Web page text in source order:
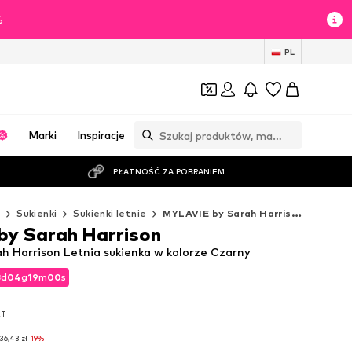
PL
Marki Inspiracje
PŁATNOŚĆ ZA POBRANIEM
Sukienki Sukienki letnie MYLAVIE by Sarah Harrison Sukienki letnie
d04g18m59s
zł-19%
d04g18m59s
Harrison Letnia sukienka w kolorze Czarny
Sarah Harrison